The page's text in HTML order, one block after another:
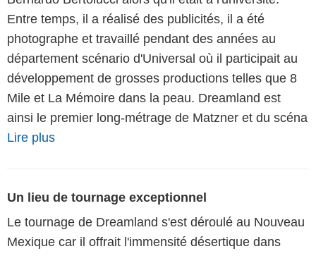
Entre temps, il a réalisé des publicités, il a été
photographe et travaillé pendant des années au
département scénario d'Universal où il participait au
développement de grosses productions telles que 8
Mile et La Mémoire dans la peau. Dreamland est
ainsi le premier long-métrage de Matzner et du scéna
Lire plus
Un lieu de tournage exceptionnel
Le tournage de Dreamland s'est déroulé au Nouveau
Mexique car il offrait l'immensité désertique dans